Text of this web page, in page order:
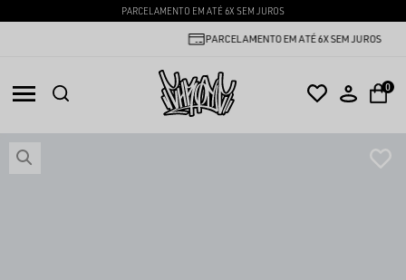
PARCELAMENTO EM ATÉ 6X SEM JUROS
PARCELAMENTO EM ATÉ 6X SEM JUROS
0